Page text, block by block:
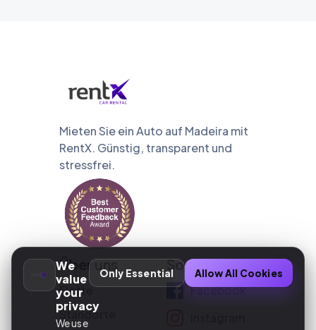
We
value
your
privacy
We use
Only Essential Allow All Cookies
Mieten Sie ein Auto auf Madeira mit
RentX. Günstig, transparent und
stressfrei.
Über uns
Flotte
Standorte
Social Media
Facebook